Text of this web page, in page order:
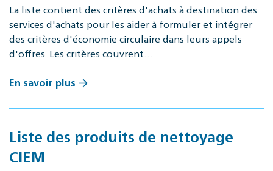
La liste contient des critères d'achats à destination des
services d'achats pour les aider à formuler et intégrer
des critères d'économie circulaire dans leurs appels
d'offres. Les critères couvrent…
En savoir plus
Liste des produits de nettoyage
CIEM